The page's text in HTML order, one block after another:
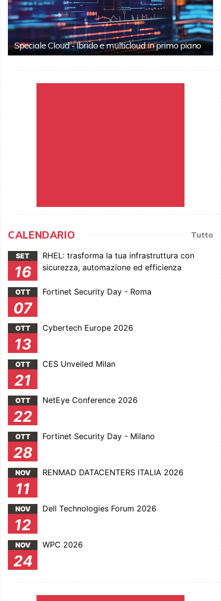
Speciale Cloud - Ibrido e multicloud in primo piano
CALENDARIO Tutto
SET
16
RHEL: trasforma la tua infrastruttura con
sicurezza, automazione ed efficienza
OTT
07
Fortinet Security Day - Roma
OTT
13
Cybertech Europe 2026
OTT
21
CES Unveiled Milan
OTT
22
NetEye Conference 2026
OTT
28
Fortinet Security Day - Milano
NOV
11
RENMAD DATACENTERS ITALIA 2026
NOV
12
Dell Technologies Forum 2026
NOV
24
WPC 2026